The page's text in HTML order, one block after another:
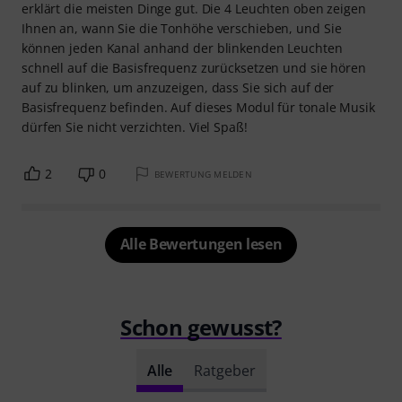
erklärt die meisten Dinge gut. Die 4 Leuchten oben zeigen
Ihnen an, wann Sie die Tonhöhe verschieben, und Sie
können jeden Kanal anhand der blinkenden Leuchten
schnell auf die Basisfrequenz zurücksetzen und sie hören
auf zu blinken, um anzuzeigen, dass Sie sich auf der
Basisfrequenz befinden. Auf dieses Modul für tonale Musik
dürfen Sie nicht verzichten. Viel Spaß!
2 0 BEWERTUNG MELDEN
Alle Bewertungen lesen
Schon gewusst?
Alle Ratgeber